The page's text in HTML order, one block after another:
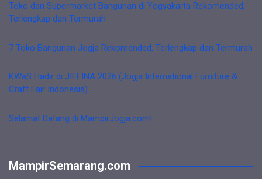
Toko dan Supermarket Bangunan di Yogyakarta Rekomended,
Terlengkap dan Termurah
7 Toko Bangunan Jogja Rekomended, Terlengkap dan Termurah
KWaS Hadir di JIFFINA 2026 (Jogja International Furniture &
Craft Fair Indonesia)
Selamat Datang di MampirJogja.com!
MampirSemarang.com